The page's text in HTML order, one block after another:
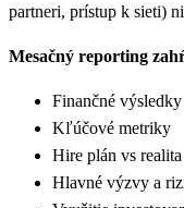
partneri, prístup k sieti)
Mesačný reporting
Finančné výsledky
Kľúčové metriky
Hire plán vs realita
Hlavné výzvy a